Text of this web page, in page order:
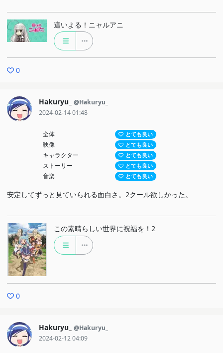
這いよる！ニャルアニ
0
Hakuryu_ @Hakuryu_
2024-02-14 01:48
全体 とても良い
映像 とても良い
キャラクター とても良い
ストーリー とても良い
音楽 とても良い
安定してずっと見ていられる面白さ。2クール欲しかった。
この素晴らしい世界に祝福を！2
0
Hakuryu_ @Hakuryu_
2024-02-12 04:09